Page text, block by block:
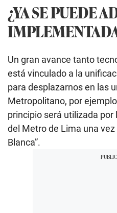
¿YA SE PUEDE
Un gran avance tanto
está vinculado a la
para desplazarnos en las
Metropolitano, por
principio será utilizada por
del Metro de Lima una
Blanca”.